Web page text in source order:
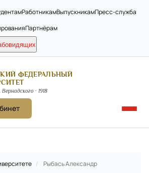
РаботникамВыпускникамПресс-служба
Партнёрам
ФЕДЕРАЛЬНЫЙ
· 1918
/
Рыбась Александр